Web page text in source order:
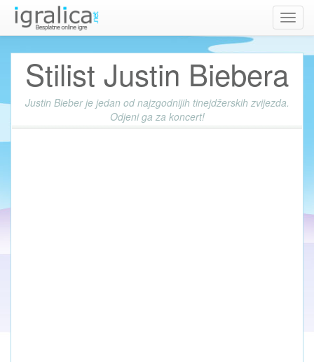
Stilist Justin Biebera
Justin Bieber je jedan od najzgodnijih tinejdžerskih zvijezda.
Odjeni ga za koncert!